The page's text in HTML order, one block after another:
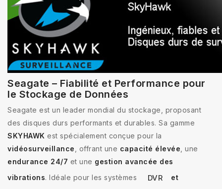
Seagate – Fiabilité et Performance pour
le Stockage de Données
Seagate est un leader mondial du stockage, proposant
des disques durs performants et durables. Sa gamme
SKYHAWK est spécialement conçue pour la
vidéosurveillance , offrant une capacité élevée , une
endurance 24/7 et une gestion avancée des
vibrations. Idéale pour les systèmes DVR et